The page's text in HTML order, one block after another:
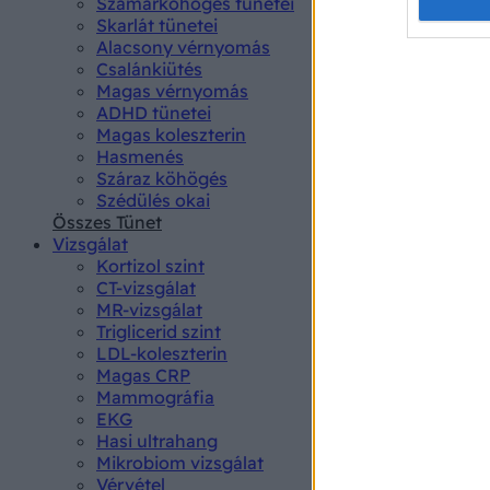
Skarlát tünetei
Alacsony vérnyomás
Csalánkiütés
Magas vérnyomás
ADHD tünetei
Magas koleszterin
Hasmenés
Száraz köhögés
Szédülés okai
Összes Tünet
Vizsgálat
Kortizol szint
CT-vizsgálat
MR-vizsgálat
Triglicerid szint
LDL-koleszterin
Magas CRP
Mammográfia
EKG
Hasi ultrahang
Mikrobiom vizsgálat
Vérvétel